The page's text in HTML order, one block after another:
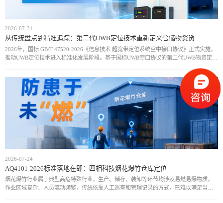
2026-07-31
从传统盘点到精准追踪：第二代UWB定位技术重新定义仓储物资货
2026年，国标 GB/T 47520-2026《信息技术 超宽带定位系统空中接口协议》正式实施，
推动UWB定位技术进入标准化发展阶段。基于国标UWB空口协议的第二代UWB物资定位
2026-07-24
AQ4101-2026标准落地在即：四相科技烟花爆竹仓库定位
烟花爆竹行业属于典型高危特殊行业，生产、储存、装卸等环节均涉及易燃易爆物质，
作业区域复杂、人员流动频繁，传统依靠人工巡查和管理记录的方式，已难以满足当前